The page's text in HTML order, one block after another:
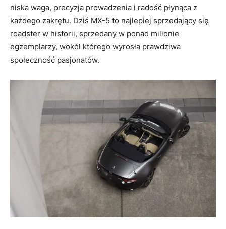
niska waga, precyzja prowadzenia i radość płynąca z
każdego zakrętu. Dziś MX-5 to najlepiej sprzedający się
roadster w historii, sprzedany w ponad milionie
egzemplarzy, wokół którego wyrosła prawdziwa
społeczność pasjonatów.